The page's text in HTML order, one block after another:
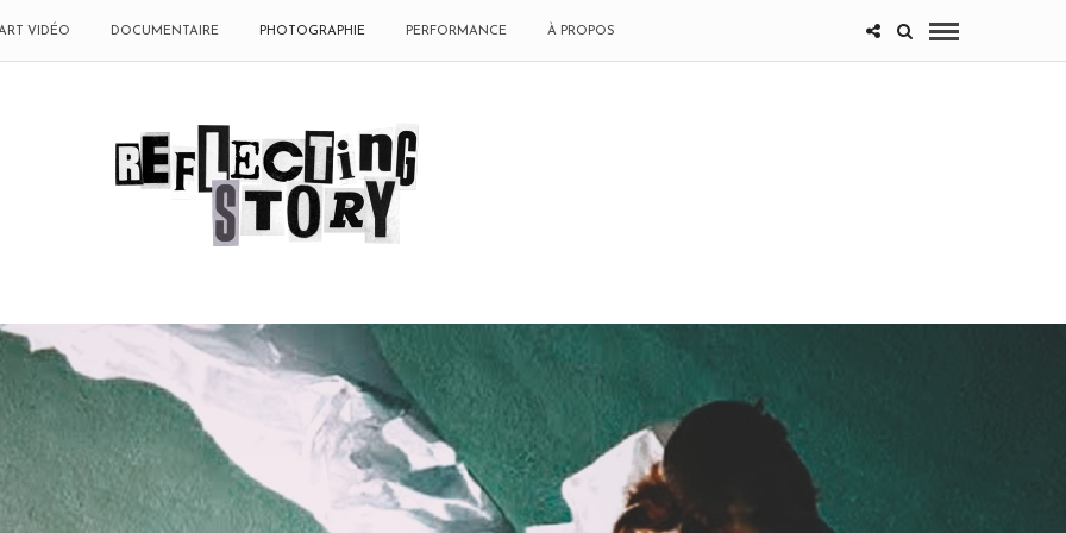
VIDÉO DOCUMENTAIRE PHOTOGRAPHIE PERFORMANCE À PROPOS